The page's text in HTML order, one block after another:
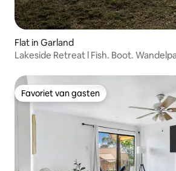
Flat in Garland
Lakeside Retreat l Fish. Boot.
Favoriet van gasten
Favoriet van gasten